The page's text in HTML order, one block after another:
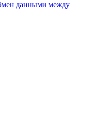
данными между